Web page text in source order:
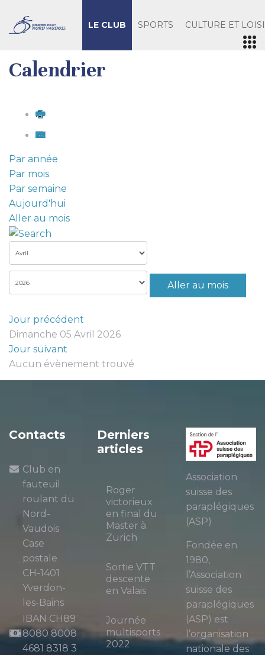
LE CLUB SPORTS CULTURE ET
Calendrier
Par année
Par mois
Par semaine
Aujourd'hui
Aller au mois
Aller au mois
Jour précédent
Dimanche 05 Avril 2026
Jour suivant
Aucun évènement trouvé
Contacts
Club en
fauteuil
roulant du
Nord-
Vaudois
Case
postale
CH-1401
Yverdon-
les-Bains
IBAN CH89
8080 8008
4681 8318 3
Derniers
articles
Roger
victorieux
en final du
Master à
Zurich
Sortie VTT
descente
en Valais
Journée
multisports
2022
Association
suisse des
paraplégiques
(ASP)
Fondée en
1980,
l’Association
suisse des
paraplégiques
(ASP) est
l’organisation
nationale des